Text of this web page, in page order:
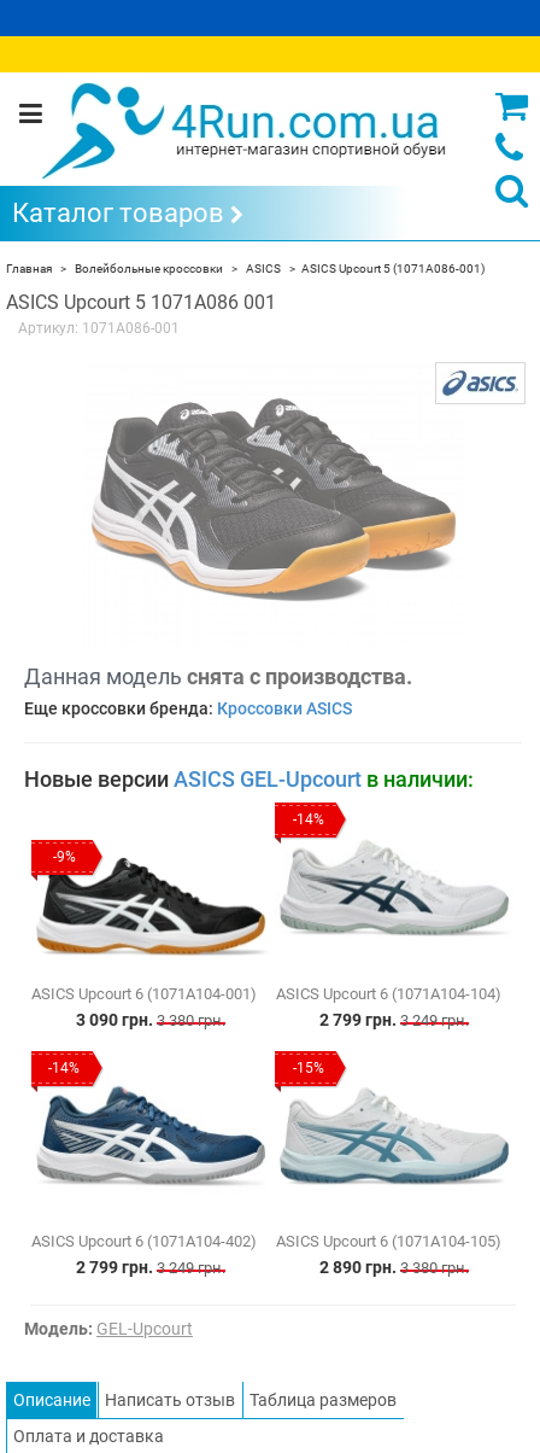
Каталог товаров
Главная Волейбольные кроссовки ASICS ASICS Upcourt 5 (1071A086-001)
ASICS Upcourt 5 1071A086 001
Артикул: 1071A086-001
Данная модель снята с производства.
Еще кроссовки бренда: Кроссовки ASICS
Новые версииASICS GEL-Upcourt в наличии:
-9%
ASICS Upcourt 6 (1071A104-001)
3 090 грн. 3 380 грн.
-14%
ASICS Upcourt 6 (1071A104-104)
2 799 грн. 3 249 грн.
-14%
ASICS Upcourt 6 (1071A104-402)
2 799 грн. 3 249 грн.
-15%
ASICS Upcourt 6 (1071A104-105)
2 890 грн. 3 380 грн.
Модель: GEL-Upcourt
Описание Написать отзыв
Таблица размеров
Оплата и доставка